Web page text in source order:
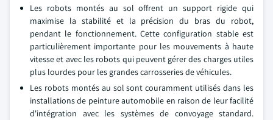
Les robots montés au sol offrent un support rigide qui
maximise la stabilité et la précision du bras du robot,
pendant le fonctionnement. Cette configuration stable est
particulièrement importante pour les mouvements à haute
vitesse et avec les robots qui peuvent gérer des charges utiles
plus lourdes pour les grandes carrosseries de véhicules.
Les robots montés au sol sont couramment utilisés dans les
installations de peinture automobile en raison de leur facilité
d'intégration avec les systèmes de convoyage standard.